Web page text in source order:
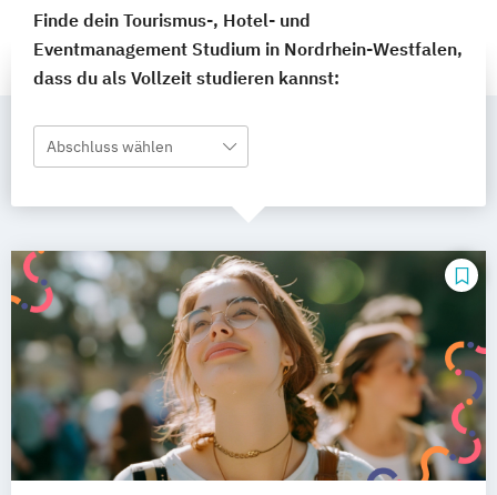
Finde dein Tourismus-, Hotel- und
Eventmanagement Studium in Nordrhein-Westfalen,
dass du als Vollzeit studieren kannst:
Abschluss wählen